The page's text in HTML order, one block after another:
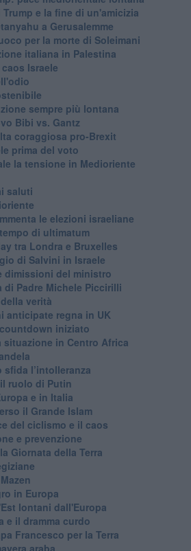
e la fine di un'amicizia
a Gerusalemme
per la morte di Soleimani
italiana in Palestina
Israele
sempre più lontana
Bibi vs. Gantz
coraggiosa pro-Brexit
prima del voto
la tensione in Medioriente
saluti
le elezioni israeliane
di ultimatum
tra Londra e Bruxelles
di Salvini in Israele
dimissioni del ministro
di Padre Michele Piccirilli
verità
anticipate regna in UK
iniziato
situazione in Centro Africa
l’intolleranza
ruolo di Putin
e in Italia
il Grande Islam
del ciclismo e il caos
e prevenzione
Giornata della Terra
in Europa
lontani dall'Europa
e il dramma curdo
Francesco per la Terra
araba